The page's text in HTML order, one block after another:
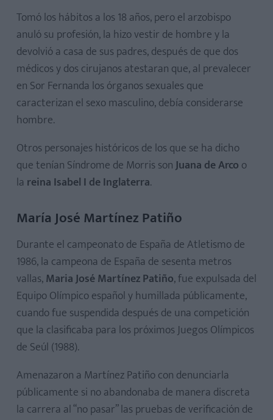
Tomó los hábitos a los 18 años, pero el arzobispo
anuló su profesión, la hizo vestir de hombre y la
devolvió a casa de sus padres, después de que dos
médicos y dos cirujanos atestaran que, al prevalecer
en Sor Fernanda los órganos sexuales que
caracterizan el sexo masculino, debía considerarse
hombre.
Otros personajes históricos de los que se ha dicho
que tenían Síndrome de Morris sonJuana de Arco o
la reina Isabel I de Inglaterra.
María José Martínez Patiño
Durante el campeonato de España de Atletismo de
1986, la campeona de España de sesenta metros
vallas,Maria José Martínez Patiño, fue expulsada del
Equipo Olímpico español y humillada públicamente,
cuando fue suspendida después de una competición
que la clasificaba para los próximos Juegos Olímpicos
de Seúl (1988).
Amenazaron a Martínez Patiño con denunciarla
públicamente si no abandonaba de manera discreta
la carrera al “no pasar” las pruebas de verificación de